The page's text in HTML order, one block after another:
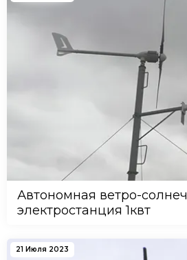
Автономная ветро-
электростанция 1квт
21 Июля 2023